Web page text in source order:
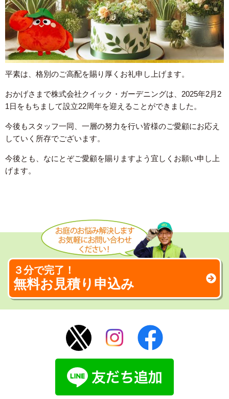
平素は、格別のご高配を賜り厚くお礼申し上げます。
おかげさまで株式会社クイック・ガーデニングは、2025年2月2
1日をもちまして設立22周年を迎えることができました。
今後もスタッフ一同、一層の努力を行い皆様のご愛顧にお応え
していく所存でございます。
今後とも、なにとぞご愛顧を賜りますよう宜しくお願い申し上
げます。
３分で完了！
無料お見積り申込み